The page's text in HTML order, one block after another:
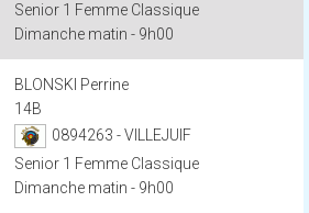
Senior 1 Femme Classique
Dimanche matin - 9h00
BLONSKI Perrine
14B
0894263 - VILLEJUIF
Senior 1 Femme Classique
Dimanche matin - 9h00